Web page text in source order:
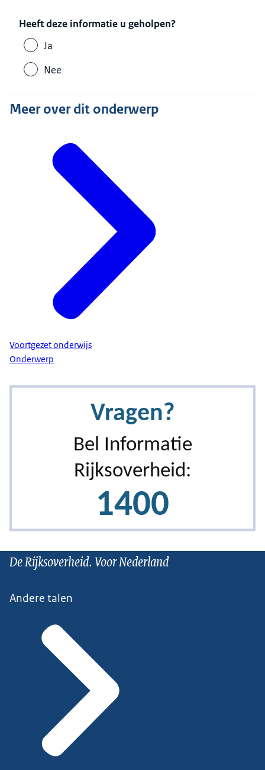
Heeft deze informatie u geholpen?
Ja
Nee
Meer over dit onderwerp
Voortgezet onderwijs
Onderwerp
De Rijksoverheid. Voor Nederland
Andere talen